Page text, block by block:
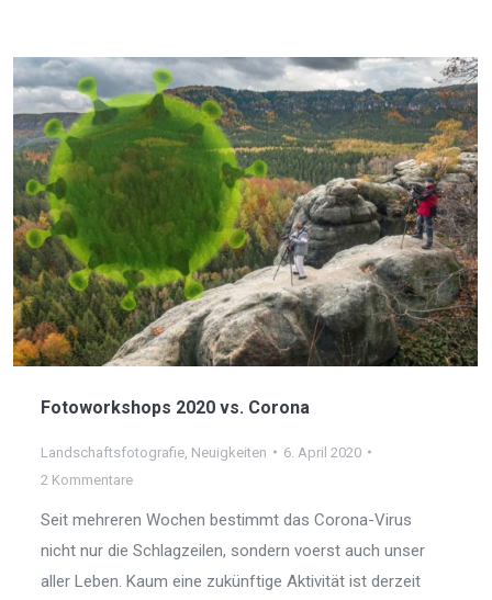
Fotoworkshops 2020 vs. Corona
Landschaftsfotografie Neuigkeiten
6. April 2020
2 Kommentare
Seit mehreren Wochen bestimmt das Corona-Virus
nicht nur die Schlagzeilen, sondern voerst auch unser
aller Leben. Kaum eine zukünftige Aktivität ist derzeit